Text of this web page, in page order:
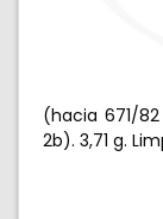
(hacia 671/82
2b). 3,71 g.